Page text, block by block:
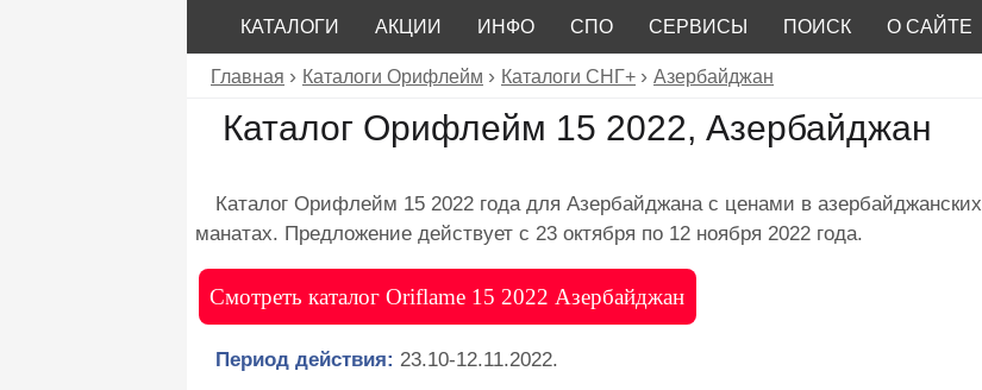
КАТАЛОГИ АКЦИИ ИНФО СПО СЕРВИСЫ ПОИСК О САЙТЕ
Главная Каталоги Орифлейм Каталоги СНГ+ Азербайджан
Каталог Орифлейм 15 2022, Азербайджан
Каталог Орифлейм 15 2022 года для Азербайджана с ценами в азербайджанских
манатах. Предложение действует с 23 октября по 12 ноября 2022 года.
Смотреть каталог Oriflame 15 2022 Азербайджан
Период действия: 23.10-12.11.2022.